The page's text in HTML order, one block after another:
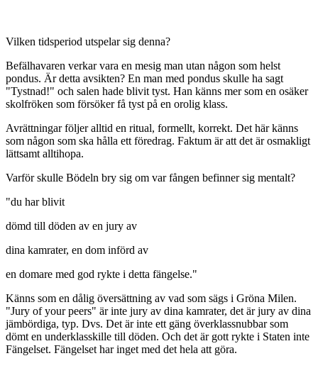
Vilken tidsperiod utspelar sig denna?
Befälhavaren verkar vara en mesig man utan någon som helst
pondus. Är detta avsikten? En man med pondus skulle ha sagt
"Tystnad!" och salen hade blivit tyst. Han känns mer som en osäker
skolfröken som försöker få tyst på en orolig klass.
Avrättningar följer alltid en ritual, formellt, korrekt. Det här känns
som någon som ska hålla ett föredrag. Faktum är att det är osmakligt
lättsamt alltihopa.
Varför skulle Bödeln bry sig om var fången befinner sig mentalt?
"du har blivit
dömd till döden av en jury av
dina kamrater, en dom införd av
en domare med god rykte i detta fängelse."
Känns som en dålig översättning av vad som sägs i Gröna Milen.
"Jury of your peers" är inte jury av dina kamrater, det är jury av dina
jämbördiga, typ. Dvs. Det är inte ett gäng överklassnubbar som
dömt en underklasskille till döden. Och det är gott rykte i Staten inte
Fängelset. Fängelset har inget med det hela att göra.